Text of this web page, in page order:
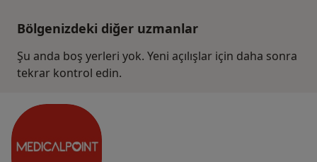
Bölgenizdeki diğer uzmanlar
Şu anda boş yerleri yok. Yeni açılışlar için daha sonra
tekrar kontrol edin.